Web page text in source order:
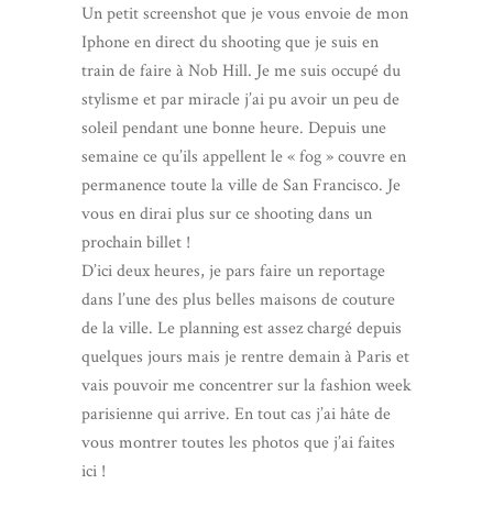
Un petit screenshot que je vous envoie de mon
Iphone en direct du shooting que je suis en
train de faire à Nob Hill. Je me suis occupé du
stylisme et par miracle j’ai pu avoir un peu de
soleil pendant une bonne heure. Depuis une
semaine ce qu’ils appellent le « fog » couvre en
permanence toute la ville de San Francisco. Je
vous en dirai plus sur ce shooting dans un
prochain billet !
D’ici deux heures, je pars faire un reportage
dans l’une des plus belles maisons de couture
de la ville. Le planning est assez chargé depuis
quelques jours mais je rentre demain à Paris et
vais pouvoir me concentrer sur la fashion week
parisienne qui arrive. En tout cas j’ai hâte de
vous montrer toutes les photos que j’ai faites
ici !